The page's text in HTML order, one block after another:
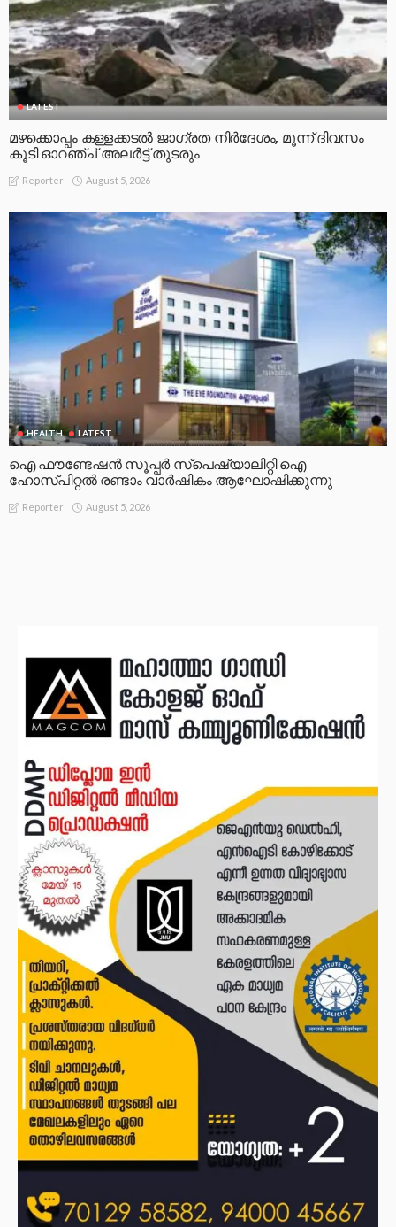
LATEST
മഴക്കൊപ്പം കള്ളക്കടൽ ജാഗ്രത നിർദേശം, മൂന്ന് ദിവസം
കൂടി ഓറഞ്ച് അലർട്ട് തുടരും
Reporter August 5, 2026
HEALTH LATEST
ഐ ഫൗണ്ടേഷൻ സൂപ്പർ സ്പെഷ്യാലിറ്റി ഐ
ഹോസ്പിറ്റൽ രണ്ടാം വാർഷികം ആഘോഷിക്കുന്നു
Reporter August 5, 2026